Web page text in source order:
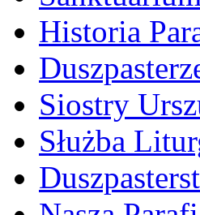
Historia
Siostry
Służba